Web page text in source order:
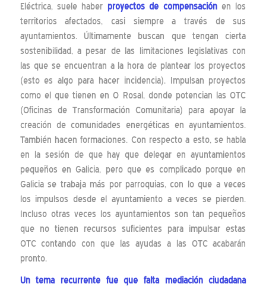
Eléctrica, suele haber proyectos de compensaciónen los
territorios afectados, casi siempre a través de sus
ayuntamientos. Últimamente buscan que tengan cierta
sostenibilidad, a pesar de las limitaciones legislativas con
las que se encuentran a la hora de plantear los proyectos
(esto es algo para hacer incidencia). Impulsan proyectos
como el que tienen en O Rosal, donde potencian las OTC
(Oficinas de Transformación Comunitaria) para apoyar la
creación de comunidades energéticas en ayuntamientos.
También hacen formaciones. Con respecto a esto, se habla
en la sesión de que hay que delegar en ayuntamientos
pequeños en Galicia, pero que es complicado porque en
Galicia se trabaja más por parroquias, con lo que a veces
los impulsos desde el ayuntamiento a veces se pierden.
Incluso otras veces los ayuntamientos son tan pequeños
que no tienen recursos suficientes para impulsar estas
OTC contando con que las ayudas a las OTC acabarán
pronto.
Un tema recurrente fue que falta mediación ciudadana